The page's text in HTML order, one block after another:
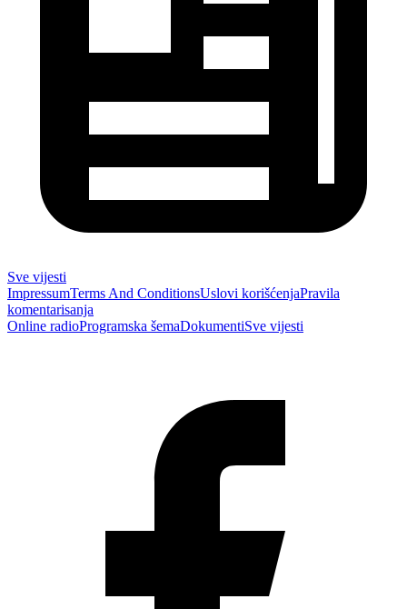
Sve vijesti
ImpressumTerms And ConditionsUslovi korišćenjaPravila
komentarisanja
Online radioProgramska šemaDokumentiSve vijesti